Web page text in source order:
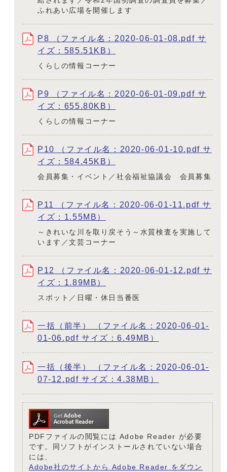
ふれあい広場を開催します
P8 （ファイル名：2020-06-01-08.pdf サ
イズ：585.51KB）
くらしの情報コーナー
P9 （ファイル名：2020-06-01-09.pdf サ
イズ：655.80KB）
くらしの情報コーナー
P10 （ファイル名：2020-06-01-10.pdf サ
イズ：584.45KB）
会員募集・イベント／社会福祉協議会 会員募集
P11 （ファイル名：2020-06-01-11.pdf サ
イズ：1.55MB）
～きれいな川を取り戻そう～水質検査を実施して
います／文芸コーナー
P12 （ファイル名：2020-06-01-12.pdf サ
イズ：1.89MB）
スポット／日曜・休日当番医
一括（前半） （ファイル名：2020-06-01-
01-06.pdf サイズ：6.49MB）
一括（後半） （ファイル名：2020-06-01-
07-12.pdf サイズ：4.38MB）
PDFファイルの閲覧には Adobe Reader が必要
です。同ソフトがインストールされていない場合
には、
Adobe社のサイトから Adobe Reader をダウン